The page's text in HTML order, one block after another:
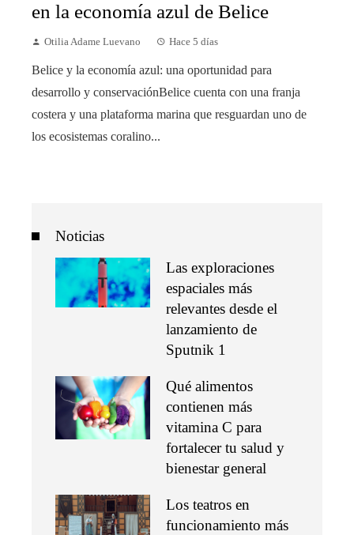
en la economía azul de Belice
Otilia Adame Luevano Hace 5 días
Belice y la economía azul: una oportunidad para
desarrollo y conservaciónBelice cuenta con una franja
costera y una plataforma marina que resguardan uno de
los ecosistemas coralino...
Noticias
Las exploraciones
espaciales más
relevantes desde el
lanzamiento de
Sputnik 1
Qué alimentos
contienen más
vitamina C para
fortalecer tu salud y
bienestar general
Los teatros en
funcionamiento más